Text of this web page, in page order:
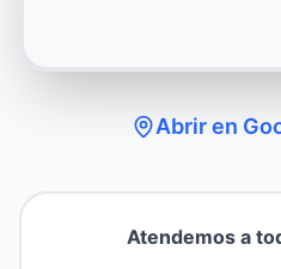
Abrir en
Atendemos a